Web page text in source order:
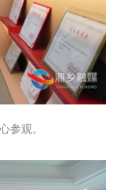
参观。